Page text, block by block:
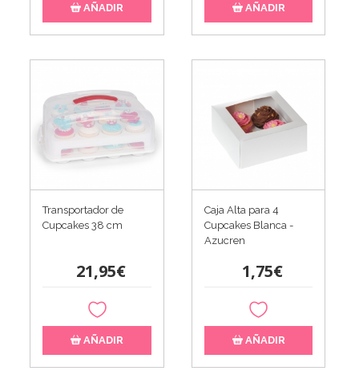
AÑADIR AÑADIR
Transportador de
Cupcakes 38 cm
21,95€
AÑADIR
Caja Alta para 4
Cupcakes Blanca -
Azucren
1,75€
AÑADIR